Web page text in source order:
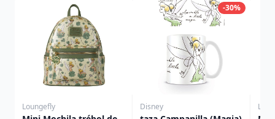
Loungefly
-30%
Disney